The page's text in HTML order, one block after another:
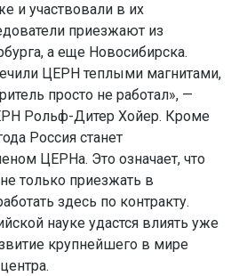
и участвовали в их
приезжают из
а еще Новосибирска.
ЦЕРН теплыми магнитами,
просто не работал», —
Рольф-Дитер Хойер. Кроме
Россия станет
ЦЕРНа. Это означает, что
только приезжать в
здесь по контракту.
науке удастся влиять уже
крупнейшего в мире